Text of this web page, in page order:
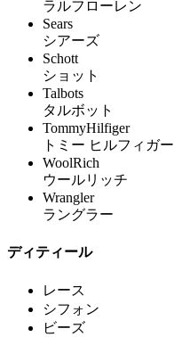
ラルフローレン
Sears
シアーズ
Schott
ショット
Talbots
タルボット
TommyHilfiger
トミー ヒルフィガー
WoolRich
ウールリッチ
Wrangler
ラングラー
ディティール
レース
シフォン
ビーズ